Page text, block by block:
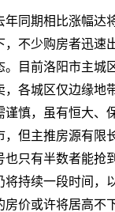
年同期相比涨幅达
，不少购房者迅速
。目前洛阳市主城
各城区仅边缘地
谨慎，虽有恒大、
但主推房源有限
也只有半数者能抢
将持续一段时间，
价或许将居高不下